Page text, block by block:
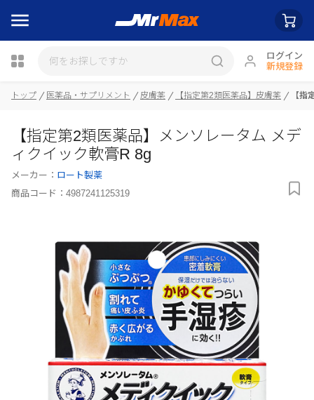
ログイン
新規登録
トップ 医薬品・サプリメント 皮膚薬 【指定第2類医薬品】皮膚薬 【指
【指定第2類医薬品】メンソレータム メデ
ィクイック軟膏R 8g
メーカー： ロート製薬
商品コード： 4987241125319